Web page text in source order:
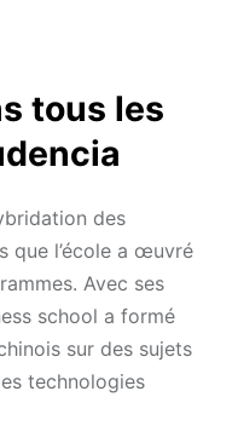
tous les
des
que l’école a œuvré
Avec ses
school a formé
sur des sujets
technologies